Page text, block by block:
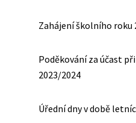
Zahájení školního roku
Poděkování za účast
2023/2024
Úřední dny v době